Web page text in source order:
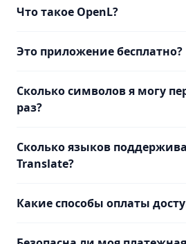
Что такое OpenL?
Это приложение бесплатно?
Сколько символов я могу
раз?
Сколько языков
Translate?
Какие способы оплаты